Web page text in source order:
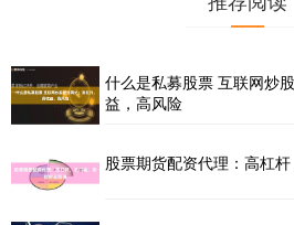
什么是私募股票 互联网炒
益，高风险
股票期货配资代理：高杠